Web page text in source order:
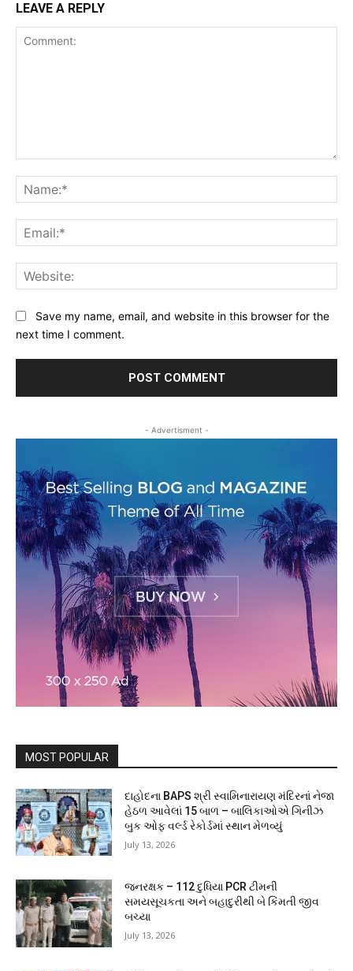
LEAVE A REPLY
Save my name, email, and website in this browser for the
next time I comment.
- Advertisment -
MOST POPULAR
દાહોદના BAPS શ્રી સ્વામિનારાયણ મંદિરનાં નેજા
હેઠળ આવેલાં 15 બાળ – બાલિકાઓએ ગિનીઝ
બુક ઓફ વર્લ્ડ રેકોર્ડમાં સ્થાન મેળવ્યું
July 13, 2026
જનરક્ષક – 112 દુધિયા PCR ટીમની
સમયસૂચકતા અને બહાદુરીથી બે કિંમતી જીવ
બચ્યા
July 13, 2026